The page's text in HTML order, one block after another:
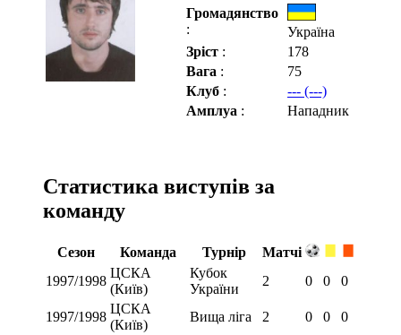
Громадянство
:
Україна
Зріст :
178
Вага :
75
Клуб :
--- (---)
Амплуа : Нападник
Статистика виступів за
команду
Сезон Команда Турнір
Матчі
1997/1998
ЦСКА
(Київ)
Кубок
України
2 0 0 0
1997/1998
ЦСКА
(Київ)
Вища ліга 2 0 0 0